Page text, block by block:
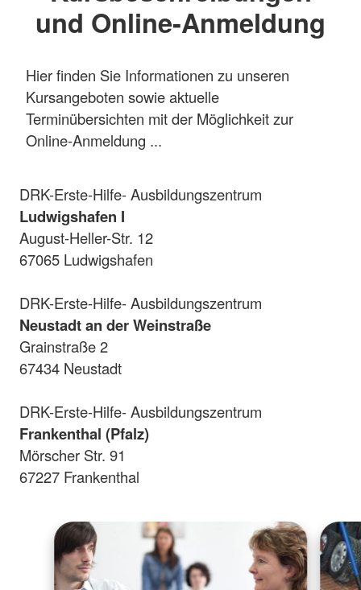
und Online-Anmeldung
Hier finden Sie Informationen zu unseren
Kursangeboten sowie aktuelle
Terminübersichten mit der Möglichkeit zur
Online-Anmeldung ...
DRK-Erste-Hilfe- Ausbildungszentrum
Ludwigshafen I
August-Heller-Str. 12
67065 Ludwigshafen
DRK-Erste-Hilfe- Ausbildungszentrum
Neustadt an der Weinstraße
Grainstraße 2
67434 Neustadt
DRK-Erste-Hilfe- Ausbildungszentrum
Frankenthal (Pfalz)
Mörscher Str. 91
67227 Frankenthal